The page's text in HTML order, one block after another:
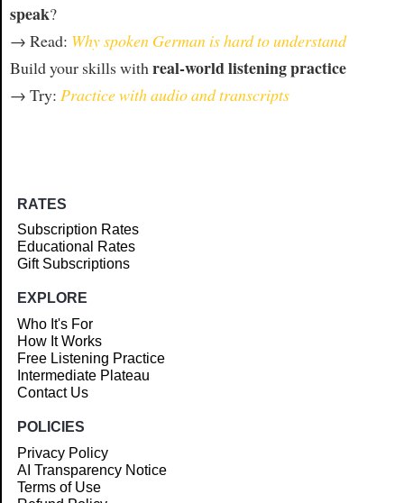
speak?
→ Read: Why spoken German is hard to understand
Build your skills withreal-world listening practice
→ Try: Practice with audio and transcripts
RATES
Subscription Rates
Educational Rates
Gift Subscriptions
EXPLORE
Who It's For
How It Works
Free Listening Practice
Intermediate Plateau
Contact Us
POLICIES
Privacy Policy
AI Transparency Notice
Terms of Use